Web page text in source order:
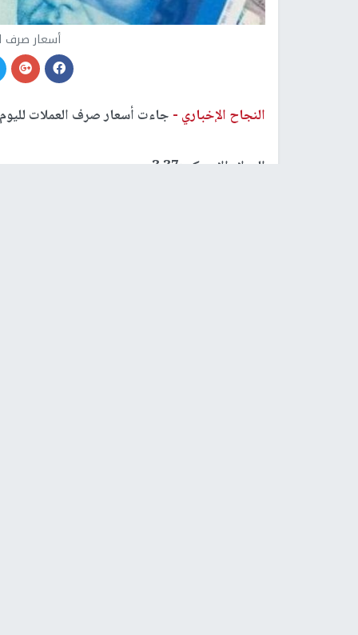
أسعار صرف
النجاح الإخباري - جاءت أسعار صرف العملات لليوم
الدولار الامريكي:3.37